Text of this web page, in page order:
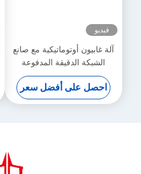
فيديو
آلة غابيون أوتوماتيكية مع صانع
الشبكة الدقيقة المدفوعة
بالسيرو 5.3m عرض أقصى
احصل على أفضل سعر